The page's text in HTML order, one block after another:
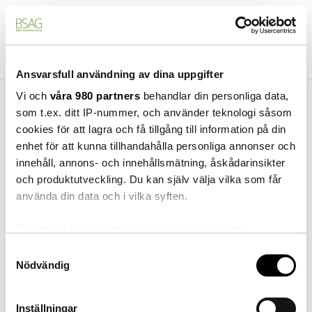
Ansvarsfull användning av dina uppgifter
Vi och våra 980 partners behandlar din personliga data,
som t.ex. ditt IP-nummer, och använder teknologi såsom
cookies för att lagra och få tillgång till information på din
enhet för att kunna tillhandahålla personliga annonser och
innehåll, annons- och innehållsmätning, åskådarinsikter
och produktutveckling. Du kan själv välja vilka som får
använda din data och i vilka syften.
Du kan ändra eller dra tillbaka ditt samtycke när som
Nödvändig
Inställningar
till Kurs
Du måste registrera dig och logga in för att göra
proven, genomföra kursen och få ett diplom.
Logga in
Registrering
Uppgift: Regenerativt jordbruk
och miljön
Intensivkurs i regenerativt jordbruk 3. Vilka är fördelarna med regenerativt jordbruk